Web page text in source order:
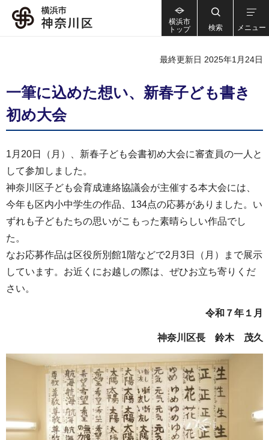
横浜市
トップ
検索 メニュー
最終更新日 2025年1月24日
一筆に込めた想い、新春子ども書き
初め大会
1月20日（月）、新春子ども会書初め大会に審査員の一人と
して参加しました。
神奈川区子ども会育成連絡協議会が主催する本大会には、
今年も区内小中学生の作品、134点の応募がありました。い
ずれも子どもたちの思いがこもった素晴らしい作品でし
た。
なお応募作品は区役所別館1階などで2月3日（月）まで展示
しています。お近くにお越しの際は、ぜひお立ち寄りくだ
さい。
令和７年１月
神奈川区長 鈴木 茂久